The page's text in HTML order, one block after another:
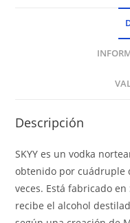
Descripción
SKYY es un vodka
obtenido por cuádruple
veces. Está fabricado
recibe el alcohol